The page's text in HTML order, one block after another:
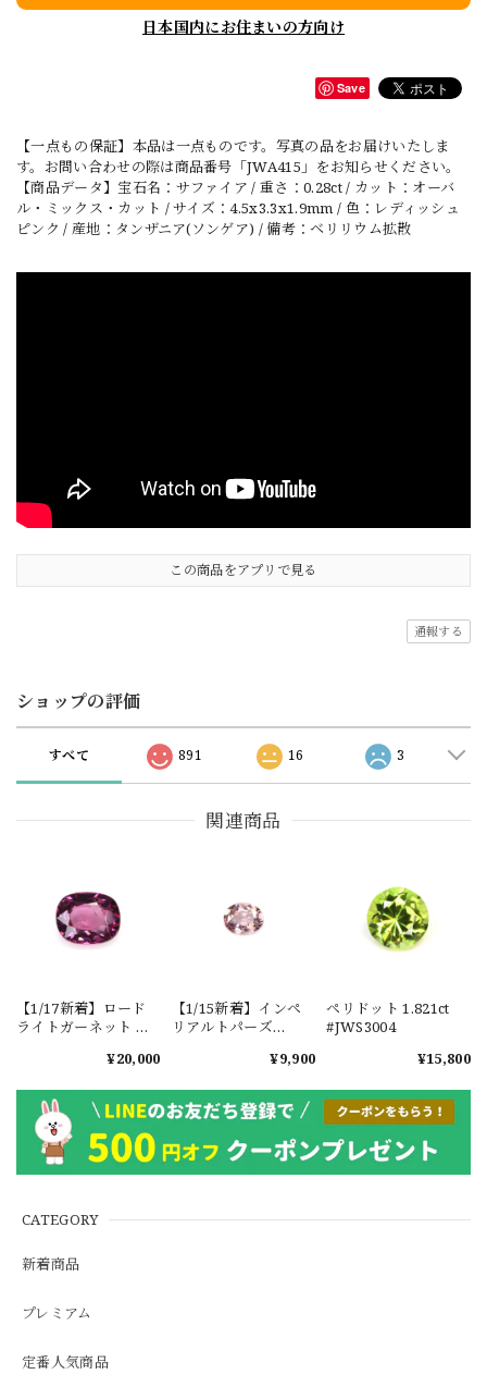
CATEGORY
新着商品
プレミアム
定番人気商品
日本国内にお住まいの方向け
Save
【一点もの保証】本品は一点ものです。写真の品をお届けいたしま
す。お問い合わせの際は商品番号「JWA415」をお知らせください。
【商品データ】宝石名：サファイア / 重さ：0.28ct / カット：オーバ
ル・ミックス・カット / サイズ：4.5x3.3x1.9mm / 色：レディッシュ
ピンク / 産地：タンザニア(ソンゲア) / 備考：ベリリウム拡散
この商品をアプリで見る
通報する
ショップの評価
すべて 891 16 3
関連商品
【1/17新着】ロード
ライトガーネット タ
1.601ct【ソーティン
¥20,000
【1/15新着】インペ
リアルトパーズ
¥9,900
ペリドット 1.821ct
#JWS3004
¥15,800